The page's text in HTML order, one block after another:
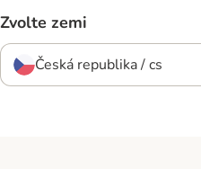
Zvolte zemi
Česká republika / cs